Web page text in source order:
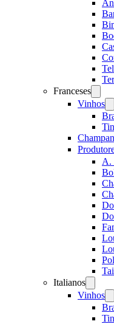
Franceses
menu
Vinhos
A.
Italianos
menu
Vinhos